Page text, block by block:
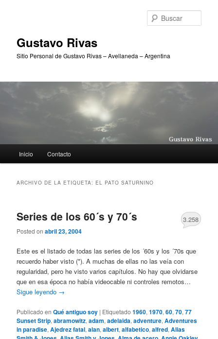
Gustavo Rivas
Sitio Personal de Gustavo Rivas – Avellaneda – Argentina
principal
Inicio Contacto
ARCHIVO DE LA ETIQUETA: EL PATO SATURNINO
Series de los 60´s y 70´s
Posted onabril 23, 2004
3.258
Este es el listado de todas las series de los ´60s y los ´70s que
recuerdo haber visto (*). A muchas de ellas no las veía con
regularidad, pero he visto varios capítulos. No hay que olvidarse
que en esa época no había videocable ni controles remotos…
Sigue leyendo →
Publicado en Qué antiguo soy | Etiquetado 1960,1970,60,70,77
Sunset Strip,abramowitz,adam,adelaida,adventure,Adventures
in paradise,Ajedrez fatal,alan,albert,alfabetico,alfred,Alias